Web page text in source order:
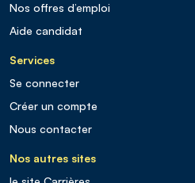
Nos offres d’emploi
Aide candidat
Services
Se connecter
Créer un compte
Nous contacter
Nos autres sites